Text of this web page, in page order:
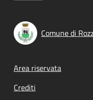
Comune di
Footer menu
Area riservata
Crediti